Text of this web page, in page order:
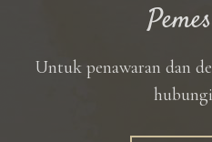
Untuk penawaran dan